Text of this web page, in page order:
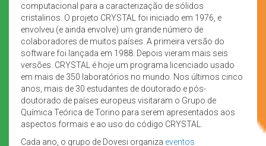
computacional para a caracterização de sólidos
cristalinos. O projeto CRYSTAL foi iniciado em 1976, e
envolveu (e ainda envolve) um grande número de
colaboradores de muitos países. A primeira versão do
software foi lançada em 1988. Depois vieram mais seis
versões. CRYSTAL é hoje um programa licenciado usado
em mais de 350 laboratórios no mundo. Nos últimos cinco
anos, mais de 30 estudantes de doutorado e pós-
doutorado de países europeus visitaram o Grupo de
Química Teórica de Torino para serem apresentados aos
aspectos formais e ao uso do código CRYSTAL.
Cada ano, o grupo de Dovesi organiza eventos